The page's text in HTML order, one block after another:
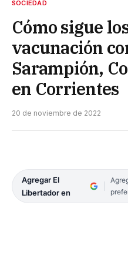
SOCIEDAD
Cómo sigue
vacunación
Sarampión,
en Corrientes
20 de noviembre de 2022
Agregar El
Libertador en